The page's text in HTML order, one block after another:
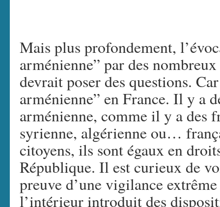
Mais plus profondement,
arménienne” par des
devrait poser des questions.
arménienne” en France. Il y a
arménienne, comme il y a des
syrienne, algérienne ou…
citoyens, ils sont égaux en
République. Il est curieux de
preuve d’une vigilance
l’intérieur introduit des